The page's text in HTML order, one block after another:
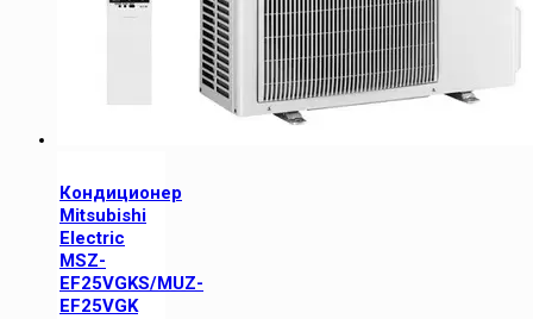
Кондиционер
Mitsubishi
Electric
MSZ-
EF25VGKS/MUZ-
EF25VGK